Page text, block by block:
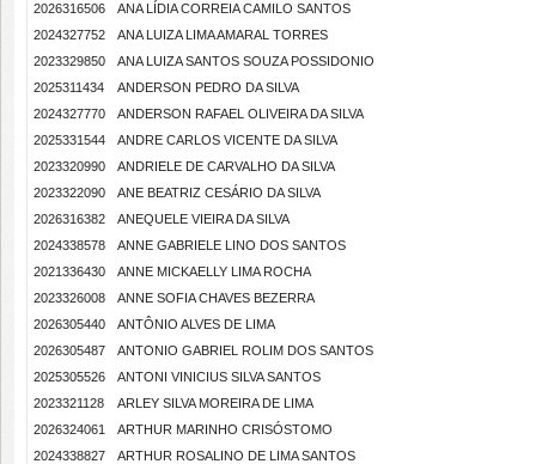
2026316506
ANA LÍDIA CORREIA CAMILO SANTOS
2024327752
ANA LUIZA LIMA AMARAL TORRES
2023329850
ANA LUIZA SANTOS SOUZA POSSIDONIO
2025311434
ANDERSON PEDRO DA SILVA
2024327770
ANDERSON RAFAEL OLIVEIRA DA SILVA
2025331544
ANDRE CARLOS VICENTE DA SILVA
2023320990
ANDRIELE DE CARVALHO DA SILVA
2023322090
ANE BEATRIZ CESÁRIO DA SILVA
2026316382
ANEQUELE VIEIRA DA SILVA
2024338578
ANNE GABRIELE LINO DOS SANTOS
2021336430
ANNE MICKAELLY LIMA ROCHA
2023326008
ANNE SOFIA CHAVES BEZERRA
2026305440
ANTÔNIO ALVES DE LIMA
2026305487
ANTONIO GABRIEL ROLIM DOS SANTOS
2025305526
ANTONI VINICIUS SILVA SANTOS
2023321128
ARLEY SILVA MOREIRA DE LIMA
2026324061
ARTHUR MARINHO CRISÓSTOMO
2024338827
ARTHUR ROSALINO DE LIMA SANTOS